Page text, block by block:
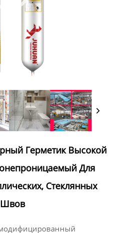
Герметик Высокой
Для
Стеклянных
Швов